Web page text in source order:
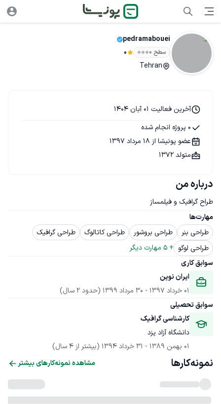
pedramabouei
سطح ۰ 0
Tehran
درباره من
طراح گرافیک و فیلمساز
مهارت‌ها
طراحی بنر
طراحی بروشور طراحی کاتالوگ
طراحی گرافیک
طراحی لوگو +
5 مهارت دیگر
سوابق کاری
ایران نوین
01 خرداد 1397
- 30 مرداد 1399
(حدود 2 سال)
سوابق تحصیلی
کارشناسی گرافیک
دانشگاه آزاد یزد
01 بهمن 1389
- 31 خرداد 1394 (بیشتر از 4 سال)
آخرین فعالیت 01 آبان 1404
0 پروژه انجام شده
عضو پونیشا از 18 مرداد 1397
متولد 1372
نمونه‌کارها مشاهده نمونه‌کارهای بیشتر